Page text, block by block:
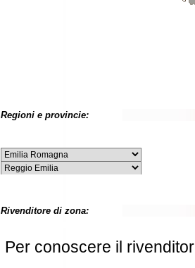
Regioni e provincie:
Rivenditore di zona:
Per conoscere il